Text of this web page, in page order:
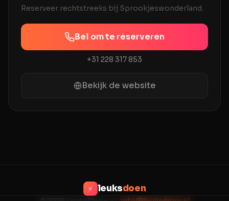
Reserveer rechtstreeks bij Sprookjeswonderland.
Bel om te reserveren
+31 228 317 853
Bekijk de website
⚡ leuksdoen